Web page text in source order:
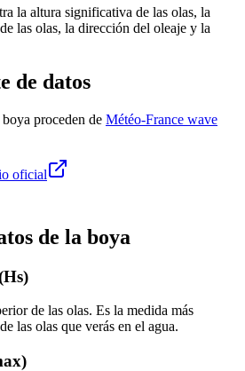
la altura significativa de las olas, la
las olas, la dirección del oleaje y la
de datos
proceden de Météo-France wave
oficial
de la boya
de las olas. Es la medida más
las olas que verás en el agua.